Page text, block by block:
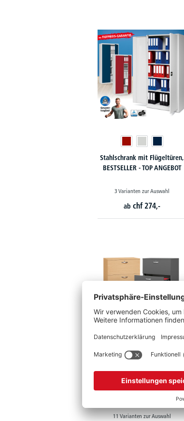
Stahlschrank mit Flügeltüren,
BESTSELLER - TOP ANGEBOT
3 Varianten zur Auswahl
ab chf 274,-
Hängeregisterschränke Holz
PROFI MODUL
11 Varianten zur Auswahl